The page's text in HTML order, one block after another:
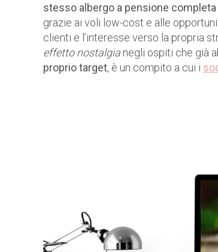
stesso albergo a pensione completa
grazie ai voli low-cost e alle
clienti e l’interesse verso la propria
effetto nostalgia negli ospiti che già
proprio target, è un compito a cui i